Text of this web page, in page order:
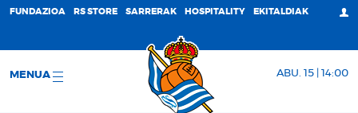
FUNDAZIOA RS STORE SARRERAK HOSPITALITY EKITALDIAK
MENUA ABU. 15 | 14:00